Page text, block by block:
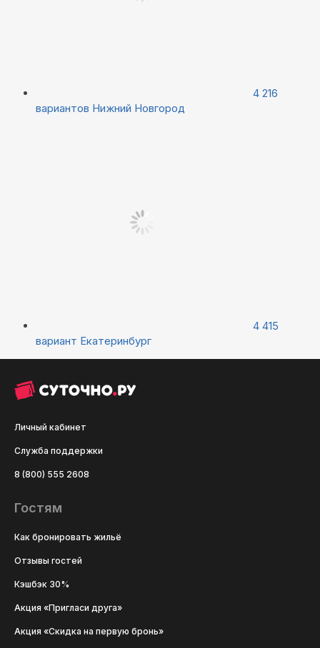
4 216
вариантов Нижний Новгород
4 415
вариант Екатеринбург
Личный кабинет
Служба поддержки
8 (800) 555 2608
Гостям
Как бронировать жильё
Отзывы гостей
Кэшбэк 30%
Акция «Пригласи друга»
Акция «Скидка на первую бронь»